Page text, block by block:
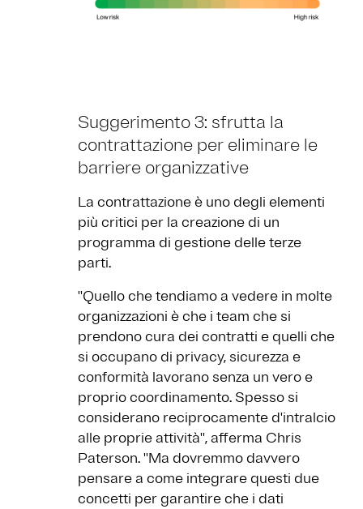
Suggerimento 3: sfrutta la
contrattazione per eliminare le
barriere organizzative
La contrattazione è uno degli elementi
più critici per la creazione di un
programma di gestione delle terze
parti.
''Quello che tendiamo a vedere in molte
organizzazioni è che i team che si
prendono cura dei contratti e quelli che
si occupano di privacy, sicurezza e
conformità lavorano senza un vero e
proprio coordinamento. Spesso si
considerano reciprocamente d'intralcio
alle proprie attività'', afferma Chris
Paterson. ''Ma dovremmo davvero
pensare a come integrare questi due
concetti per garantire che i dati